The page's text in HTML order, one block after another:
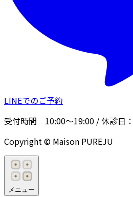
LINEでのご予約
受付時間 10:00〜19:00 / 休診日：
Copyright © Maison PUREJU
メニュー